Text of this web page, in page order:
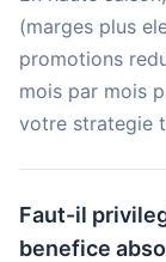
(marges plus
promotions
mois par mois
votre strategie
Faut-il
benefice